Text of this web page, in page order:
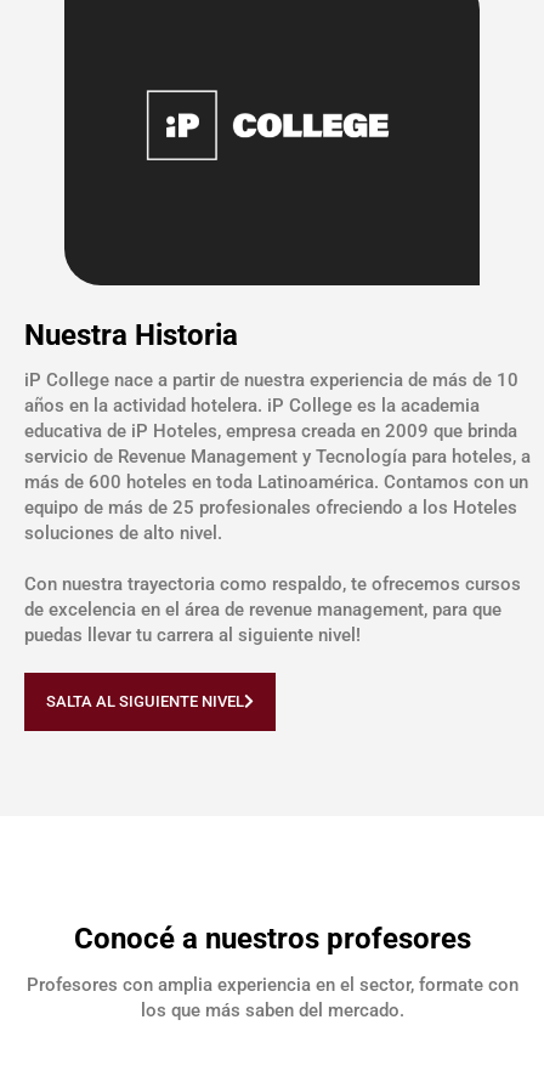
Nuestra Historia
iP College nace a partir de nuestra experiencia de más de 10
años en la actividad hotelera. iP College es la academia
educativa de iP Hoteles, empresa creada en 2009 que brinda
servicio de Revenue Management y Tecnología para hoteles, a
más de 600 hoteles en toda Latinoamérica. Contamos con un
equipo de más de 25 profesionales ofreciendo a los Hoteles
soluciones de alto nivel.
Con nuestra trayectoria como respaldo, te ofrecemos cursos
de excelencia en el área de revenue management, para que
puedas llevar tu carrera al siguiente nivel!
SALTA AL SIGUIENTE NIVEL
Conocé a nuestros profesores
Profesores con amplia experiencia en el sector, formate con
los que más saben del mercado.